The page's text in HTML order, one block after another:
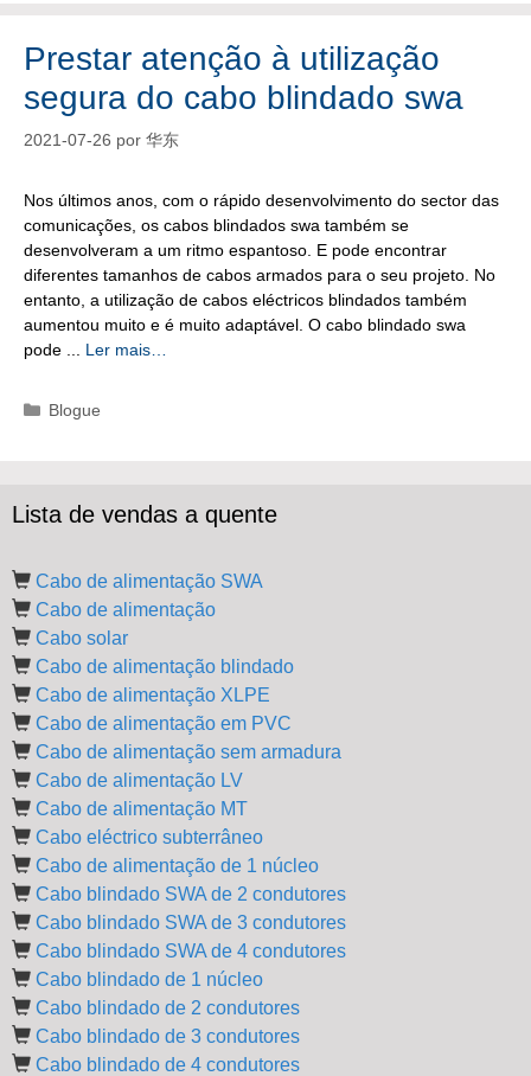
Prestar atenção à utilização
segura do cabo blindado swa
2021-07-26 por 华东
Nos últimos anos, com o rápido desenvolvimento do sector das
comunicações, os cabos blindados swa também se
desenvolveram a um ritmo espantoso. E pode encontrar
diferentes tamanhos de cabos armados para o seu projeto. No
entanto, a utilização de cabos eléctricos blindados também
aumentou muito e é muito adaptável. O cabo blindado swa
pode ... Ler mais…
Categorias
Blogue
Lista de vendas a quente
Cabo de alimentação SWA
Cabo de alimentação
Cabo solar
Cabo de alimentação blindado
Cabo de alimentação XLPE
Cabo de alimentação em PVC
Cabo de alimentação sem armadura
Cabo de alimentação LV
Cabo de alimentação MT
Cabo eléctrico subterrâneo
Cabo de alimentação de 1 núcleo
Cabo blindado SWA de 2 condutores
Cabo blindado SWA de 3 condutores
Cabo blindado SWA de 4 condutores
Cabo blindado de 1 núcleo
Cabo blindado de 2 condutores
Cabo blindado de 3 condutores
Cabo blindado de 4 condutores